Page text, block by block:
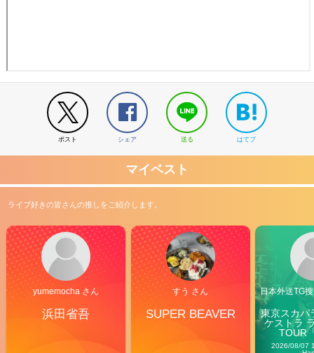
ポスト シェア 送る はてブ
マイベスト
ライブ好きの皆さんの推しをご紹介します。
yumemocha さん
浜田省吾
すう さん
SUPER BEAVER
日本外送TG
東京スカパ
ケストラ
TOUR
2026/08/07